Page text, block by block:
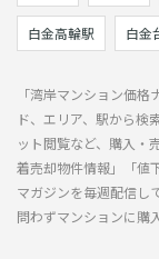
白金高輪駅 白金
「湾岸マンション価
ド、エリア、駅から検
ット閲覧など、購入・
着売却物件情報」「値
マガジンを毎週配信し
問わずマンションに購